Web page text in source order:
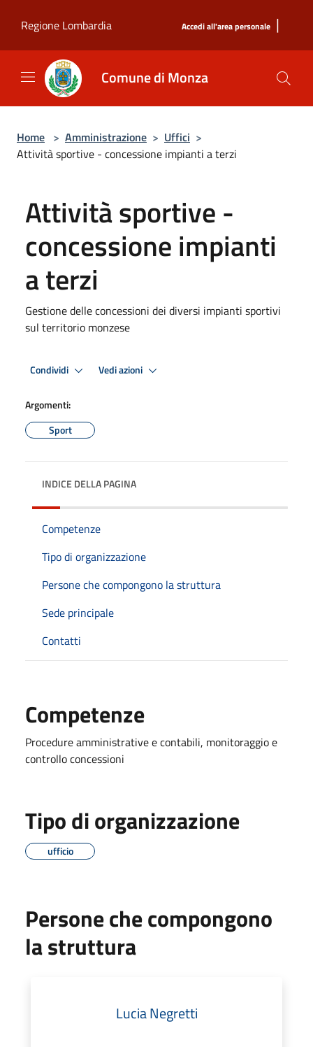
Regione Lombardia
Accedi all'area personale |
Comune di Monza
Home > Amministrazione > Uffici >
Attività sportive - concessione impianti a terzi
Attività sportive -
concessione impianti
a terzi
Gestione delle concessioni dei diversi impianti sportivi
sul territorio monzese
Condividi Vedi azioni
Argomenti:
Sport
INDICE DELLA PAGINA
Competenze
Tipo di organizzazione
Persone che compongono la struttura
Sede principale
Contatti
Competenze
Procedure amministrative e contabili, monitoraggio e
controllo concessioni
Tipo di organizzazione
ufficio
Persone che compongono
la struttura
Lucia Negretti